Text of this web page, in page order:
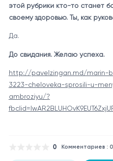
этой рубрики кто-то станет
своему здоровью. Ты, как
Да.
До свидания. Желаю успеха.
http://pavelzingan.md/marin-
3223-cheloveka-sprosili-u-
ambroziyu/?
0 Комментариев : 0